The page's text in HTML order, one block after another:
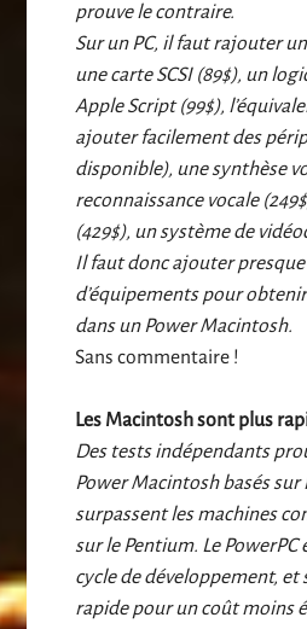
prouve le contraire.
Sur un PC, il faut rajouter
une carte SCSI (89$), un
Apple Script (99$),
ajouter facilement des
disponible), une synthèse
reconnaissance vocale
(429$), un système de
Il faut donc ajouter presque
d’équipements pour
dans un Power Macintosh.
Sans commentaire !
Les Macintosh sont plus
Des tests indépendants
Power Macintosh basés sur
surpassent les machines
sur le Pentium. Le
cycle de développement, et
rapide pour un coût moins